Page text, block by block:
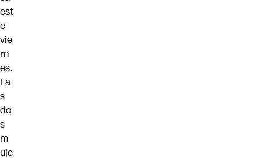
est
e
vie
rn
es.
La
s
do
s
m
uje